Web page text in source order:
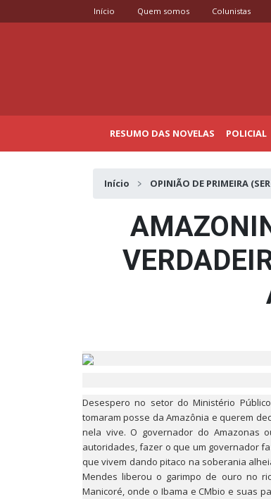
Início Quem somos Colunistas
RESUMO DAS NOVELAS POLICIAL
Início OPINIÃO DE PRIMEIRA
Desespero no setor do Ministério
tomaram posse da Amazônia e querem
nela vive. O governador do Amazonas
autoridades, fazer o que um governador
que vivem dando pitaco na soberania
Mendes liberou o garimpo de ouro no
Manicoré, onde o Ibama e CMbio e suas